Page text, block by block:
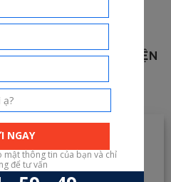
NHỰA SÁCH - TRUYỆN
ẤN PHẨM KHÁC